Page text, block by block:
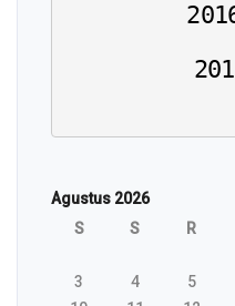
Agustus 2026
S
S R
3
4 5